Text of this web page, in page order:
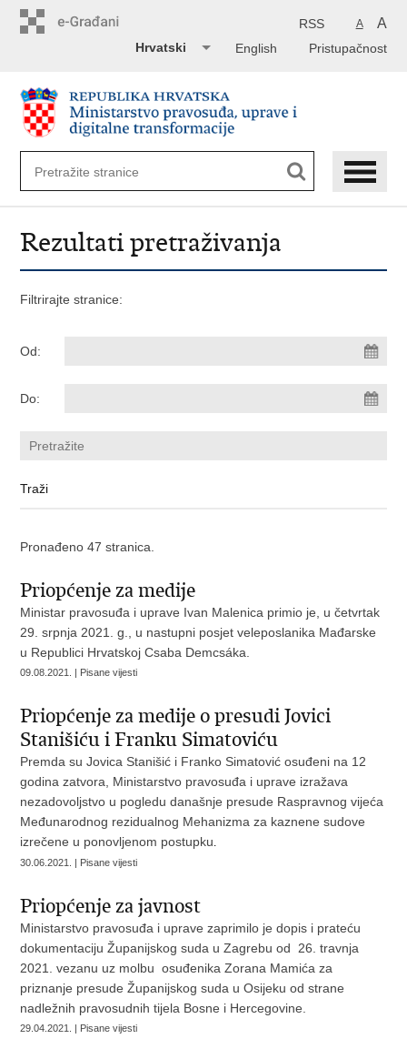
A A
RSS
Pristupačnost
English
Hrvatski
Rezultati pretraživanja
Filtrirajte stranice:
Od:
Do:
Pronađeno 47 stranica.
Priopćenje za medije
Ministar pravosuđa i uprave Ivan Malenica primio je, u četvrtak
29. srpnja 2021. g., u nastupni posjet veleposlanika Mađarske
u Republici Hrvatskoj Csaba Demcsáka.
09.08.2021. | Pisane vijesti
Priopćenje za medije o presudi Jovici
Stanišiću i Franku Simatoviću
​Premda su Jovica Stanišić i Franko Simatović osuđeni na 12
godina zatvora, Ministarstvo pravosuđa i uprave izražava
nezadovoljstvo u pogledu današnje presude Raspravnog vijeća
Međunarodnog rezidualnog Mehanizma za kaznene sudove
izrečene u ponovljenom postupku.
30.06.2021. | Pisane vijesti
Priopćenje za javnost
Ministarstvo pravosuđa i uprave zaprimilo je dopis i prateću
dokumentaciju Županijskog suda u Zagrebu od 26. travnja
2021. vezanu uz molbu osuđenika Zorana Mamića za
priznanje presude Županijskog suda u Osijeku od strane
nadležnih pravosudnih tijela Bosne i Hercegovine.
29.04.2021. | Pisane vijesti